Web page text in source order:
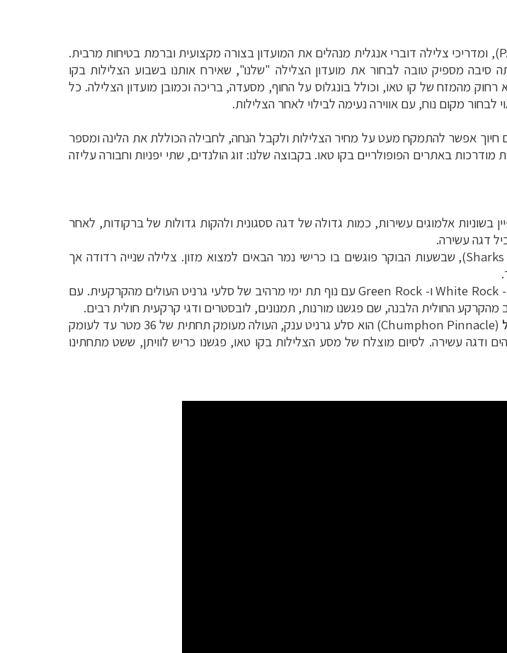
), ומדריכי צלילה דוברי אנגלית מנהלים את המועדון בצורה מקצועית וברמת בטיחות מרבית.
מספיק טובה לבחור את מועדון הצלילה "שלנו", שאירח אותנו בשבוע הצלילות בקו
מהמזח של קו טאו, וכולל בונגלוס על החוף, מסעדה, בריכה וכמובן מועדון הצלילה. כל
מקום נוח, עם אווירה נעימה לבילוי לאחר הצלילות.
חיוך אפשר להתמקח מעט על מחיר הצלילות ולקבל הנחה, לחבילה הכוללת את הלינה ומספר
מודרכות באתרים הפופולריים בקו טאו. בקבוצה שלנו: זוג הולנדים, שתי יפניות וחבורה עליזה
בשוניות אלמוגים עשירות, כמות גדולה של דגה ססגונית ולהקות גדולות של ברקודות, לאחר
), שבשעות הבוקר פוגשים בו כרישי נמר הבאים למצוא מזון. צלילה שנייה רדודה אך
White Rockו- Green Rock עם נוף תת ימי מרהיב של סלעי גרניט העולים מהקרקעית. עם
מהקרקע החולית הלבנה, שם פגשנו מורנות, תמנונים, לובסטרים ודגי קרקעית חולית רבים.
(Chumphon Pinnacle) הוא סלע
גרניט ענק, העולה מעומק תחתית של 36 מטר עד לעומק
ודגה עשירה. לסיום מוצלח של מסע הצלילות בקו טאו, פגשנו כריש לוויתן, ששט מתחתינו